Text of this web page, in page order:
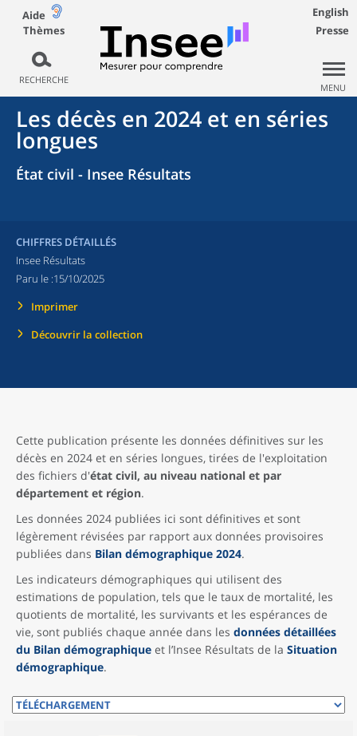
Aide
Thèmes
RECHERCHE
English
Presse
MENU
Les décès en 2024 et en séries
longues
État civil - Insee Résultats
CHIFFRES DÉTAILLÉS
Insee Résultats
Paru le :15/10/2025
Imprimer
Découvrir la collection
Cette publication présente les données définitives sur les
décès en 2024 et en séries longues, tirées de l'exploitation
des fichiers d'état civil, au niveau national et par
département et région.
Les données 2024 publiées ici sont définitives et sont
légèrement révisées par rapport aux données provisoires
publiées dans Bilan démographique 2024.
Les indicateurs démographiques qui utilisent des
estimations de population, tels que le taux de mortalité, les
quotients de mortalité, les survivants et les espérances de
vie, sont publiés chaque année dans les données détaillées
du Bilan démographique et l’Insee Résultats de la Situation
démographique.